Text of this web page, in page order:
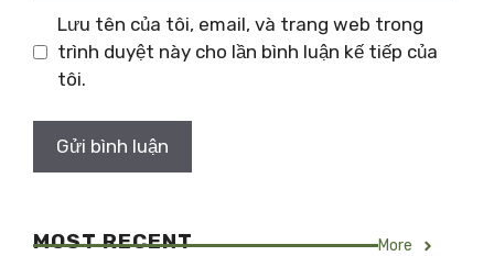
Lưu tên của tôi, email, và trang web trong
trình duyệt này cho lần bình luận kế tiếp của
tôi.
MOST RECENT More